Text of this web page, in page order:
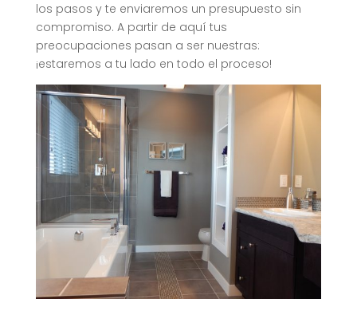
los pasos y te enviaremos un presupuesto sin
compromiso. A partir de aquí tus
preocupaciones pasan a ser nuestras:
¡estaremos a tu lado en todo el proceso!